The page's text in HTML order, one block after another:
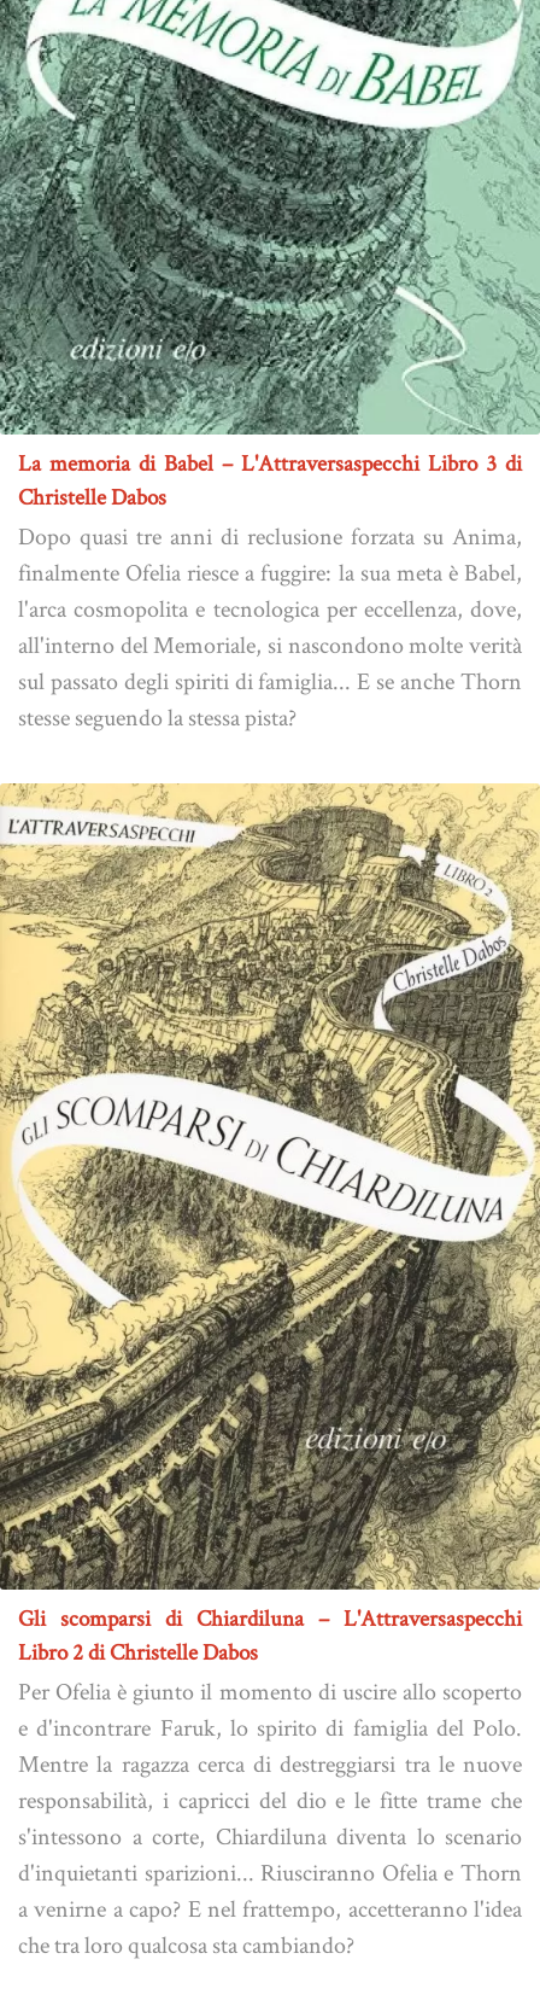
La memoria di Babel – L'Attraversaspecchi Libro 3 di
Christelle Dabos
Dopo quasi tre anni di reclusione forzata su Anima,
finalmente Ofelia riesce a fuggire: la sua meta è Babel,
l'arca cosmopolita e tecnologica per eccellenza, dove,
all'interno del Memoriale, si nascondono molte verità
sul passato degli spiriti di famiglia... E se anche Thorn
stesse seguendo la stessa pista?
Gli scomparsi di Chiardiluna – L'Attraversaspecchi
Libro 2 di Christelle Dabos
Per Ofelia è giunto il momento di uscire allo scoperto
e d'incontrare Faruk, lo spirito di famiglia del Polo.
Mentre la ragazza cerca di destreggiarsi tra le nuove
responsabilità, i capricci del dio e le fitte trame che
s'intessono a corte, Chiardiluna diventa lo scenario
d'inquietanti sparizioni... Riusciranno Ofelia e Thorn
a venirne a capo? E nel frattempo, accetteranno l'idea
che tra loro qualcosa sta cambiando?